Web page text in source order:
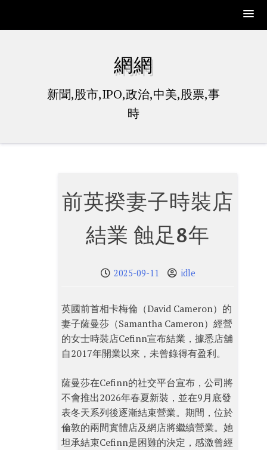
網網
新聞,股市,IPO,政治,中美,股票,事
時
前英揆妻子時裝店
結業 蝕足8年
2025-09-11 idle
英國前首相卡梅倫（David Cameron）的
妻子薩曼莎（Samantha Cameron）經營
的女士時裝店Cefinn宣布結業，據悉店舖
自2017年開業以來，未曾錄得有盈利。
薩曼莎在Cefinn的社交平台宣布，公司將
不會推出2026年春夏新裝，並在9月底發
表冬天系列後逐漸結束營業。期間，位於
倫敦的兩間實體店及網店將繼續營業。她
坦承結束Cefinn是困難的決定，感激曾經